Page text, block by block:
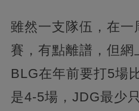
雖然一支隊伍，在一
賽，有點離譜，但網
BLG在年前要打5場
是4-5場，JDG最少